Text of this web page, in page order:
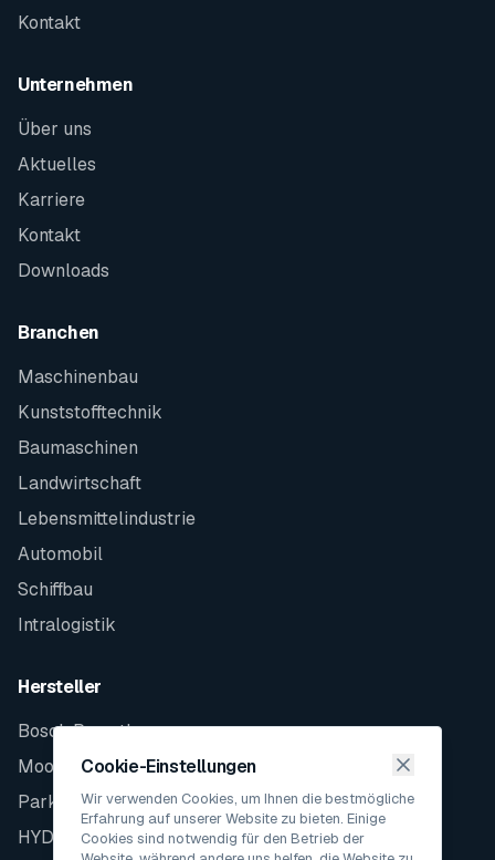
Kontakt
Unternehmen
Über uns
Aktuelles
Karriere
Kontakt
Downloads
Branchen
Maschinenbau
Kunststofftechnik
Baumaschinen
Landwirtschaft
Lebensmittelindustrie
Automobil
Schiffbau
Intralogistik
Hersteller
Bosch Rexroth
Moog
Parker
HYDAC
Cookie-Einstellungen
Wir verwenden Cookies, um Ihnen die bestmögliche
Erfahrung auf unserer Website zu bieten. Einige
Cookies sind notwendig für den Betrieb der